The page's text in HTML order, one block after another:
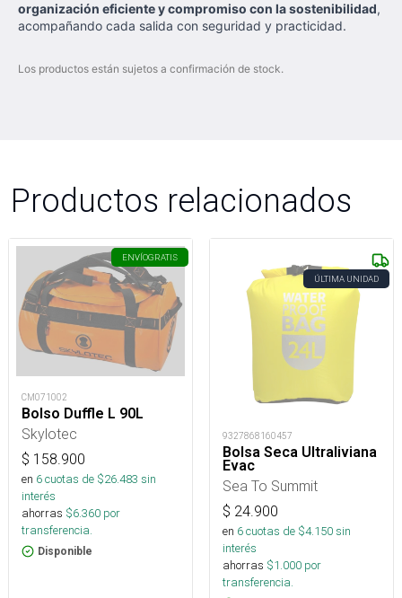
organización eficiente y compromiso con la sostenibilidad,
acompañando cada salida con seguridad y practicidad.
Los productos están sujetos a confirmación de stock.
Productos relacionados
ENVÍOGRATIS
CM071002
Bolso Duffle L 90L
Skylotec
$ 158.900
en 6cuotas de $26.483 sin
interés
ahorras $6.360 por
transferencia.
Disponible
ÚLTIMA UNIDAD
9327868160457
Bolsa Seca Ultraliviana
Evac
Sea To Summit
$ 24.900
en 6cuotas de $4.150sin
interés
ahorras $1.000 por
transferencia.